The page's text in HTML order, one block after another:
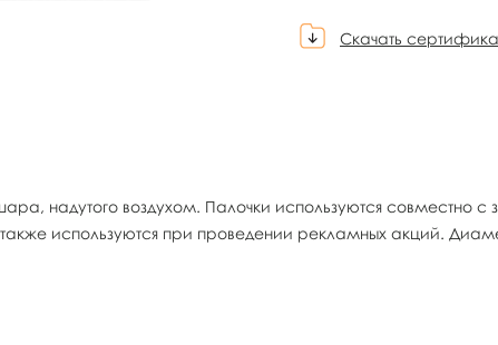
Скачать
надутого воздухом. Палочки используются
используются при проведении рекламных акций.